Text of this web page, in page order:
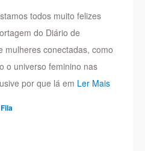
todos muito felizes
do Diário de
mulheres conectadas, como
o universo feminino nas
por que lá em Ler Mais